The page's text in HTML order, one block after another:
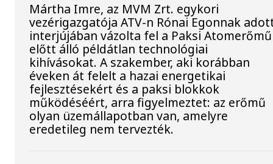
Mártha Imre, az MVM Zrt. egykori
vezérigazgatója ATV-n Rónai Egonnak
interjújában vázolta fel a Paksi Atomerőmű
előtt álló példátlan technológiai
kihívásokat. A szakember, aki korábban
éveken át felelt a hazai energetikai
fejlesztésekért és a paksi blokkok
működéséért, arra figyelmeztet: az erőmű
olyan üzemállapotban van, amelyre
eredetileg nem tervezték.